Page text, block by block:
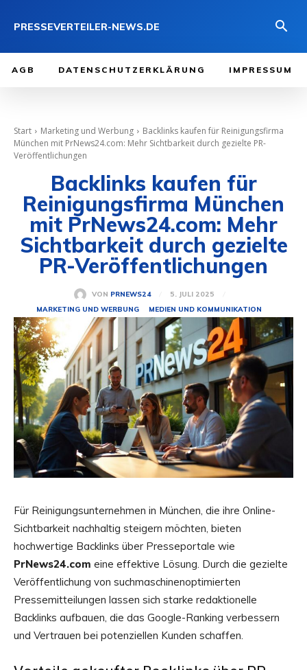
PRESSEVERTEILER-NEWS.DE
AGB DATENSCHUTZERKLÄRUNG IMPRESSUM
Start Marketing und Werbung
Backlinks kaufen für Reinigungsfirma
München mit PrNews24.com: Mehr Sichtbarkeit durch gezielte PR-
Veröffentlichungen
Backlinks kaufen für
Reinigungsfirma München
mit PrNews24.com: Mehr
Sichtbarkeit durch gezielte
PR-Veröffentlichungen
VON PRNEWS24
5. JULI 2025
MARKETING UND WERBUNG
MEDIEN UND KOMMUNIKATION
Für Reinigungsunternehmen in München, die ihre Online-
Sichtbarkeit nachhaltig steigern möchten, bieten
hochwertige Backlinks über Presseportale wie
PrNews24.com eine effektive Lösung. Durch die gezielte
Veröffentlichung von suchmaschinenoptimierten
Pressemitteilungen lassen sich starke redaktionelle
Backlinks aufbauen, die das Google-Ranking verbessern
und Vertrauen bei potenziellen Kunden schaffen.